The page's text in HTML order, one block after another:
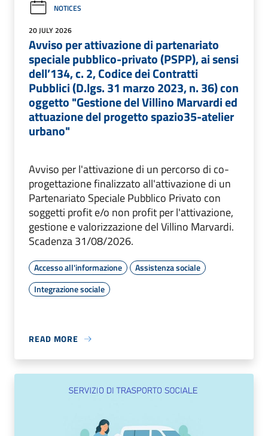
NOTICES
20 JULY 2026
Avviso per attivazione di partenariato
speciale pubblico-privato (PSPP), ai sensi
dell’134, c. 2, Codice dei Contratti
Pubblici (D.lgs. 31 marzo 2023, n. 36) con
oggetto "Gestione del Villino Marvardi ed
attuazione del progetto spazio35-atelier
urbano"
Avviso per l'attivazione di un percorso di co-
progettazione finalizzato all'attivazione di un
Partenariato Speciale Pubblico Privato con
soggetti profit e/o non profit per l'attivazione,
gestione e valorizzazione del Villino Marvardi.
Scadenza 31/08/2026.
Accesso all'informazione
Assistenza sociale
Integrazione sociale
READ MORE